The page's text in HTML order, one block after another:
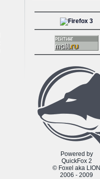
Powered by
QuickFox 2
© Foxel aka LION
2006 - 2009